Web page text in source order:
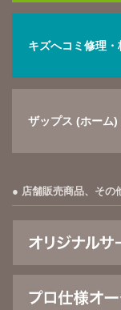
キズへコミ修理・
ザップス (ホーム)
店舗販売商品、その